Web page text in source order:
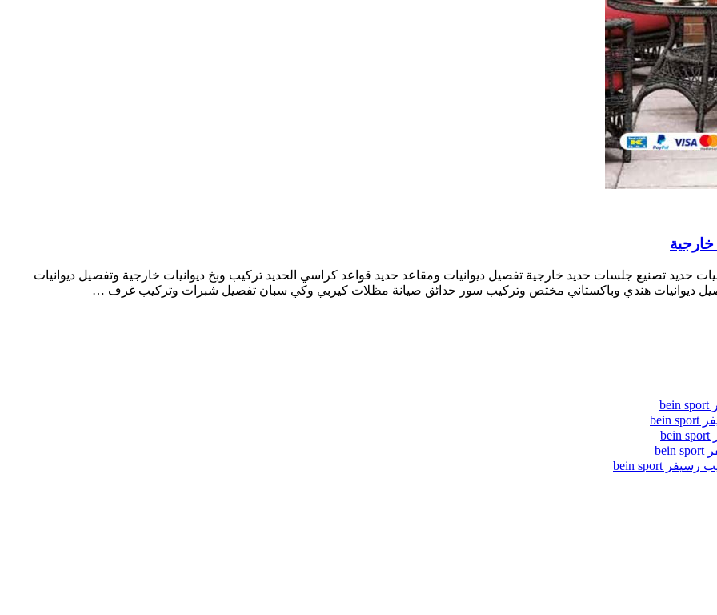
حديد تصنيع جلسات حديد خارجية تفصيل ديوانيات ومقاعد حديد قواعد كراسي الحديد تركيب وبخ ديوانيات خارجية وتفصيل ديوانيات
ديوانيات هندي وباكستاني مختص وتركيب سور حدائق صيانة مظلات كيربي وكي سبان تفصيل شبرات وتركيب غرف …